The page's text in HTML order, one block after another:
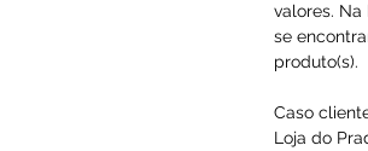
valores.
se
produto(s).
Caso
Loja do